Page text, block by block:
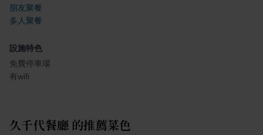
朋友聚餐
多人聚餐
設施特色
免費停車場
有wifi
久千代餐廳 的推薦菜色